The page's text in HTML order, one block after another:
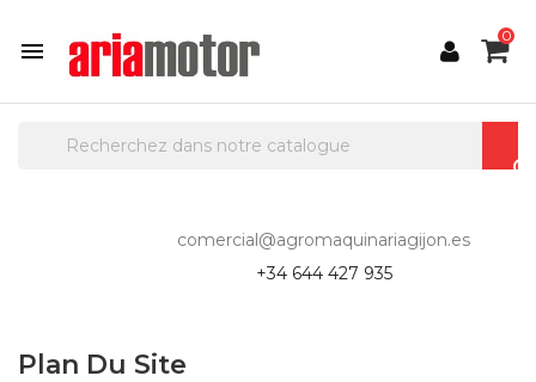

0
comercial@agromaquinariagijon.es
+34 644 427 935
Plan Du Site